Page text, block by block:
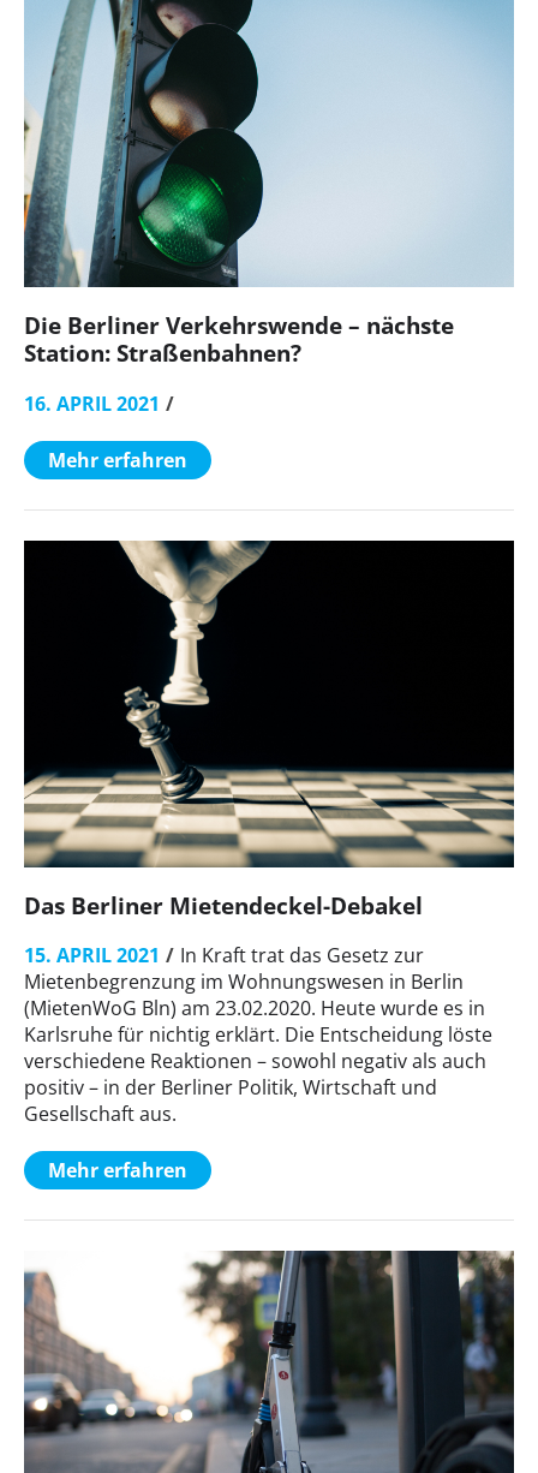
Die Berliner Verkehrswende – nächste
Station: Straßenbahnen?
16. APRIL 2021
Mehr erfahren
Das Berliner Mietendeckel-Debakel
15. APRIL 2021
In Kraft trat das Gesetz zur
Mietenbegrenzung im Wohnungswesen in Berlin
(MietenWoG Bln) am 23.02.2020. Heute wurde es in
Karlsruhe für nichtig erklärt. Die Entscheidung löste
verschiedene Reaktionen – sowohl negativ als auch
positiv – in der Berliner Politik, Wirtschaft und
Gesellschaft aus.
Mehr erfahren